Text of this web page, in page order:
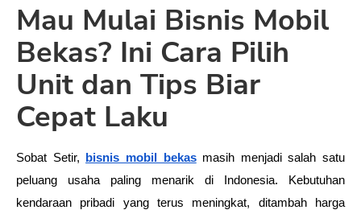
Mau Mulai Bisnis Mobil
Bekas? Ini Cara Pilih
Unit dan Tips Biar
Cepat Laku
Sobat Setir, bisnis mobil bekas masih menjadi salah satu
peluang usaha paling menarik di Indonesia. Kebutuhan
kendaraan pribadi yang terus meningkat, ditambah harga